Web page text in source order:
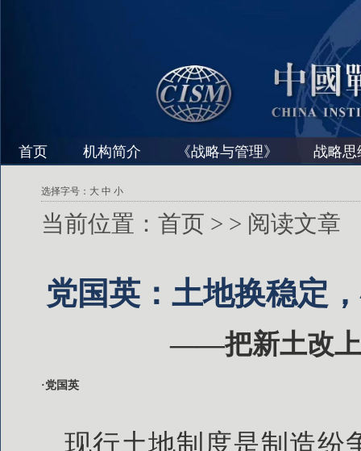
首页 机构简介 《战略与管理》 战略思
选择字号： 大 中 小
当前位置： 首页 > > 阅读文章
党国英：土地换稳定
——把新土改上
·党国英
现行土地制度是制造纷